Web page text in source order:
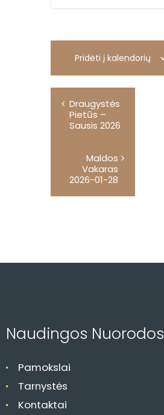
Pridėti į kalendorių
R
y
v
c
j
a
Draugystės
Pietūs –
Sausis 2026
Maldos
Vakaras
2026-01-28
Naudingos Nuorodos
Pamokslai
Tarnystės
Kontaktai